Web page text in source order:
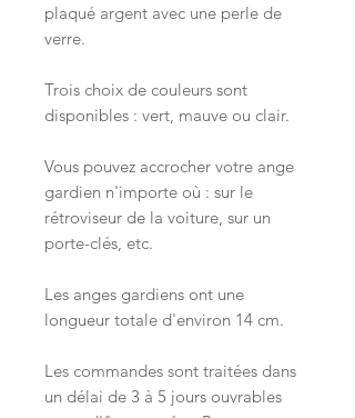
plaqué argent avec une perle de
verre.
Trois choix de couleurs sont
disponibles : vert, mauve ou clair.
Vous pouvez accrocher votre ange
gardien n'importe où : sur le
rétroviseur de la voiture, sur un
porte-clés, etc.
Les anges gardiens ont une
longueur totale d'environ 14 cm.
Les commandes sont traitées dans
un délai de 3 à 5 jours ouvrables